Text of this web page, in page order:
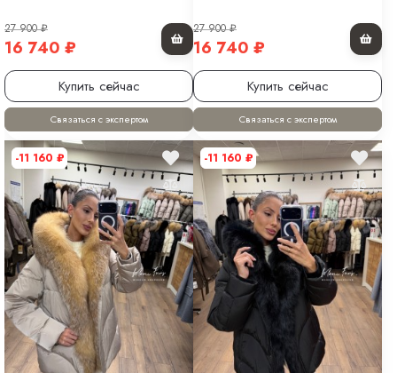
27 900₽
16 740 ₽
Купить сейчас
Связаться с экспертом
27 900₽
16 740 ₽
Купить сейчас
Связаться с экспертом
-11 160 ₽ -11 160 ₽